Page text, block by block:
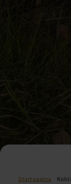
Startpagina